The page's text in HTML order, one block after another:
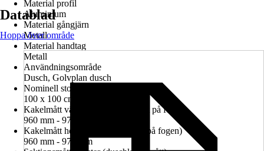
Material profil
Aluminium
Material gångjärn
Metall
Material handtag
Metall
Användningsområde
Dusch, Golvplan dusch
Nominell storlek i cm
100 x 100 cm
Kakelmått vänster (glasrutans mitt på fogen)
960 mm - 974 mm
Kakelmått höger (glasrutans mitt på fogen)
960 mm - 974 mm
Datablad
Hoppa över område